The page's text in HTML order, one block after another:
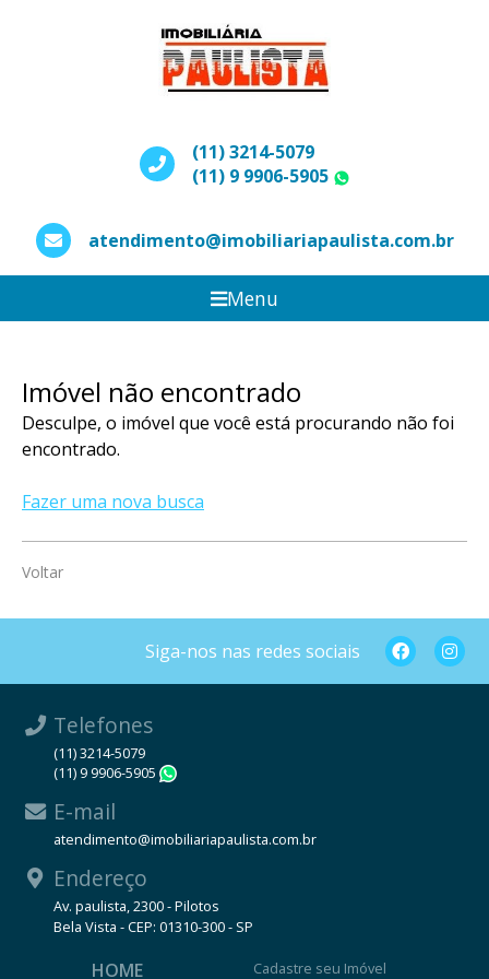
(11) 3214-5079
(11) 9 9906-5905
atendimento@imobiliariapaulista.com.br
Menu
Imóvel não encontrado
Desculpe, o imóvel que você está procurando não foi
encontrado.
Fazer uma nova busca
Voltar
Siga-nos nas redes sociais
Telefones
(11) 3214-5079
(11) 9 9906-5905
E-mail
atendimento@imobiliariapaulista.com.br
Endereço
Av. paulista, 2300 - Pilotos
Bela Vista - CEP: 01310-300 - SP
HOME Cadastre seu Imóvel